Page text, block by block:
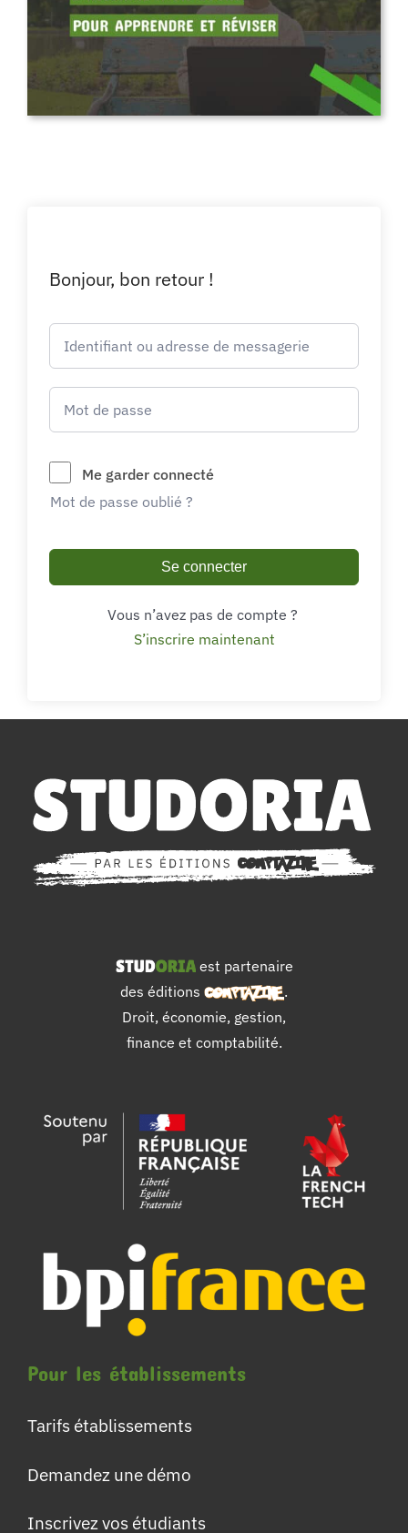
Bonjour, bon retour !
Me garder connecté
Mot de passe oublié ?
Se connecter
Vous n’avez pas de compte ?
S’inscrire maintenant
est partenaire
des éditions
.
Droit, économie, gestion,
finance et comptabilité.
Pour les établissements
Tarifs établissements
Demandez une démo
Inscrivez vos étudiants